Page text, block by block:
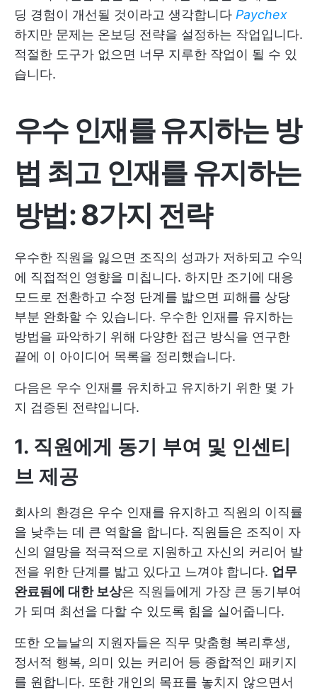
딩 경험이 개선될 것이라고 생각합니다 Paychex
하지만 문제는 온보딩 전략을 설정하는 작업입니다.
적절한 도구가 없으면 너무 지루한 작업이 될 수 있
습니다.
우수 인재를 유지하는 방
법 최고 인재를 유지하는
방법:8가지 전략
우수한 직원을 잃으면 조직의 성과가 저하되고 수익
에 직접적인 영향을 미칩니다. 하지만 조기에 대응
모드로 전환하고 수정 단계를 밟으면 피해를 상당
부분 완화할 수 있습니다. 우수한 인재를 유지하는
방법을 파악하기 위해 다양한 접근 방식을 연구한
끝에 이 아이디어 목록을 정리했습니다.
다음은 우수 인재를 유치하고 유지하기 위한 몇 가
지 검증된 전략입니다.
1. 직원에게 동기 부여 및 인센티
브 제공
회사의 환경은 우수 인재를 유지하고 직원의 이직률
을 낮추는 데 큰 역할을 합니다. 직원들은 조직이 자
신의 열망을 적극적으로 지원하고 자신의 커리어 발
전을 위한 단계를 밟고 있다고 느껴야 합니다. 업무
완료됨에 대한 보상은 직원들에게 가장 큰 동기부여
가 되며 최선을 다할 수 있도록 힘을 실어줍니다.
또한 오늘날의 지원자들은 직무 맞춤형 복리후생,
정서적 행복, 의미 있는 커리어 등 종합적인 패키지
를 원합니다. 또한 개인의 목표를 놓치지 않으면서